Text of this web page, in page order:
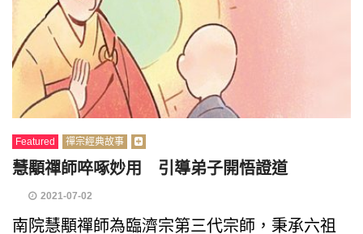
Featured 禪宗經典故事
慧顒禪師啐啄妙用 引導弟子開悟證道
2021-07-02
南院慧顒禪師為臨濟宗第三代宗師，秉承六祖